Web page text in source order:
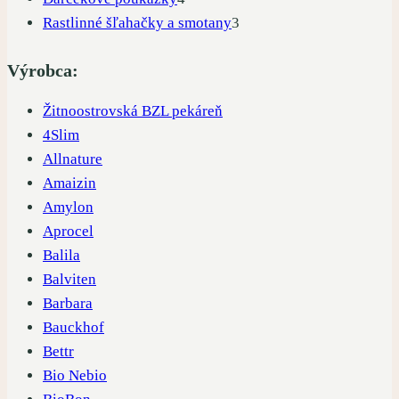
produkty
Rastlinné šľahačky a smotany3
Výrobca:
Žitnoostrovská BZL pekáreň
4Slim
Allnature
Amaizin
Amylon
Aprocel
Balila
Balviten
Barbara
Bauckhof
Bettr
Bio Nebio